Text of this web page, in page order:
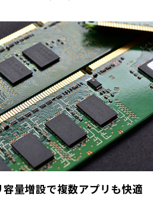
量増設で複数アプリも快適